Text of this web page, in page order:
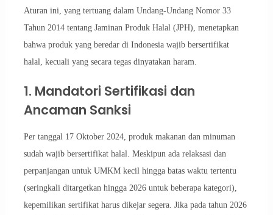
Aturan ini, yang tertuang dalam Undang-Undang Nomor 33
Tahun 2014 tentang Jaminan Produk Halal (JPH), menetapkan
bahwa produk yang beredar di Indonesia wajib bersertifikat
halal, kecuali yang secara tegas dinyatakan haram.
1. Mandatori Sertifikasi dan
Ancaman Sanksi
Per tanggal 17 Oktober 2024, produk makanan dan minuman
sudah wajib bersertifikat halal. Meskipun ada relaksasi dan
perpanjangan untuk UMKM kecil hingga batas waktu tertentu
(seringkali ditargetkan hingga 2026 untuk beberapa kategori),
kepemilikan sertifikat harus dikejar segera. Jika pada tahun 2026